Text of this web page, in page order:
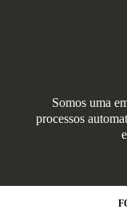
Somos uma
processos